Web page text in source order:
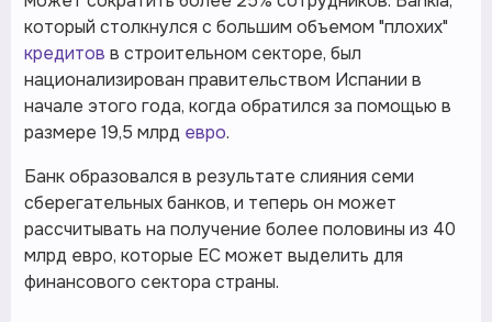
который столкнулся с большим объемом "плохих"
кредитов в строительном секторе, был
национализирован правительством Испании в
начале этого года, когда обратился за помощью в
размере 19,5 млрд евро.
Банк образовался в результате слияния семи
сберегательных банков, и теперь он может
рассчитывать на получение более половины из 40
млрд евро, которые ЕС может выделить для
финансового сектора страны.